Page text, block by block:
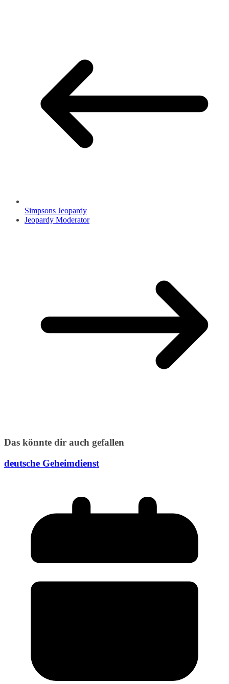
Simpsons Jeopardy
Jeopardy Moderator
Das könnte dir auch gefallen
deutsche Geheimdienst